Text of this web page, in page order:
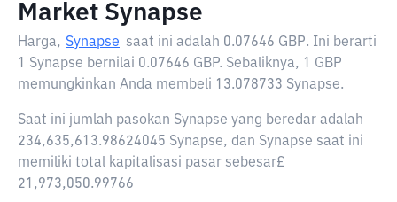
Market Synapse
Harga, Synapse saat ini adalah 0.07646 GBP. Ini berarti
1 Synapse bernilai 0.07646 GBP. Sebaliknya, 1 GBP
memungkinkan Anda membeli 13.078733 Synapse.
Saat ini jumlah pasokan Synapse yang beredar adalah
234,635,613.98624045 Synapse, dan Synapse saat ini
memiliki total kapitalisasi pasar sebesar£
21,973,050.99766